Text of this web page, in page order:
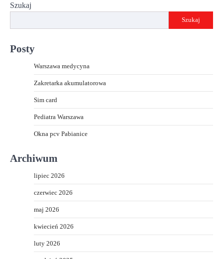
Szukaj
Szukaj
Posty
Warszawa medycyna
Zakretarka akumulatorowa
Sim card
Pediatra Warszawa
Okna pcv Pabianice
Archiwum
lipiec 2026
czerwiec 2026
maj 2026
kwiecień 2026
luty 2026